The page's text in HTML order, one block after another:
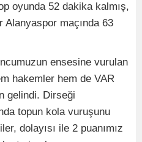
oyunda 52 dakika kalmış,
maçında 63
ensesine vurulan
hakemler hem de VAR
gelindi. Dirseği
topun kola vuruşunu
dolayısı ile 2 puanımız